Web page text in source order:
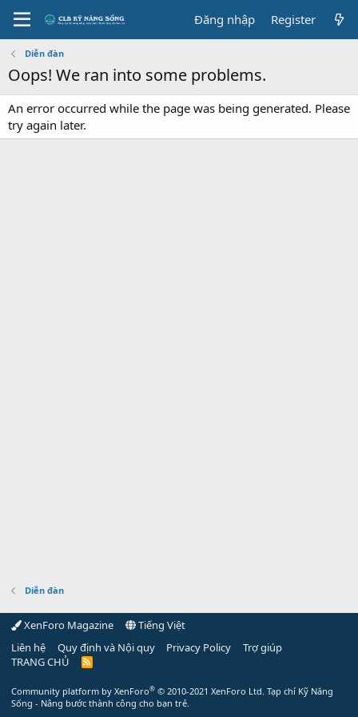
Đăng nhập Register
Diễn đàn
Oops! We ran into some problems.
An error occurred while the page was being generated. Please
try again later.
Diễn đàn
XenForo Magazine
Tiếng Việt
Liên hệ
Quy định và Nội quy Privacy Policy
Trợ giúp
TRANG CHỦ
R
Community platform by XenForo® © 2010-2021 XenForo Ltd. Tạp chí Kỹ Năng
Sống - Nâng bước thành công cho bạn trẻ.